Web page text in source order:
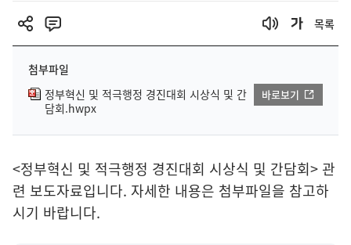
목록
첨부파일
정부혁신 및 적극행정 경진대회 시상식 및 간
담회.hwpx
바로보기
<정부혁신 및 적극행정 경진대회 시상식 및 간담회> 관
련 보도자료입니다. 자세한 내용은 첨부파일을 참고하
시기 바랍니다.